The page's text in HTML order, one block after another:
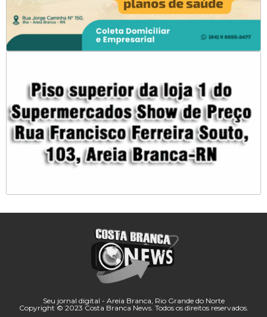
Seu jornal digital - Areia Branca, Rio Grande do Norte
Copyright © 2023 Costa Branca News. Todos os direitos reservados.